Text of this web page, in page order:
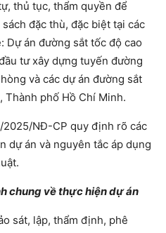
thủ tục, thẩm quyền để
đặc thù, đặc biệt tại các
Dự án đường sắt tốc độ cao
tư xây dựng tuyến đường
và các dự án đường sắt
Thành phố Hồ Chí Minh.
NĐ-CP quy định rõ các
dự án và nguyên tắc áp dụng
chung về thực hiện dự án
sát, lập, thẩm định, phê